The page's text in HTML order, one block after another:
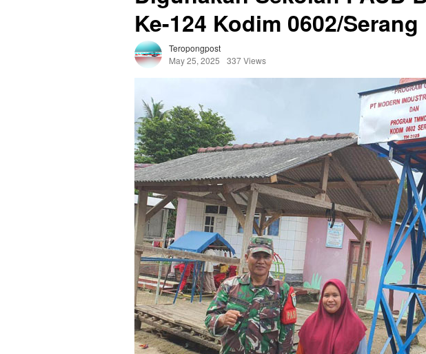
Ke-124 Kodim 0602/Serang
Teropongpost
May 25, 2025
337 Views